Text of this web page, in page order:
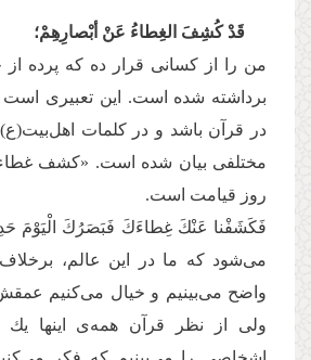
قَدْ كُشِفَ الغِطاءُ عَنْ أبْصارِهِمْ؛
من را از كسانی قرار ده كه پرده
برداشته شده است. این تعبیری
در قرآن باشد و در كلمات
مختلفی بیان شده است. «كشف
روز قیامت است.
فَكَشَفْنا عَنْكَ غِطاءَكَ فَبَصَرُكَ الْیَوْمَ
می‌‌شود كه ما در این عالم، برخلاف
واضح می‌‌بینیم و خیال می‌‌كنیم
ولی از نظر قرآن همه‌‌ی اینها